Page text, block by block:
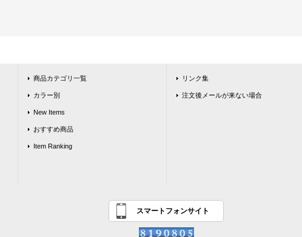
商品カテゴリ一覧
カラー別
New Items
おすすめ商品
Item Ranking
リンク集
注文後メールが来ない場合
スマートフォンサイト